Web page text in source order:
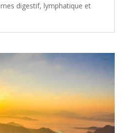
digestif, lymphatique et